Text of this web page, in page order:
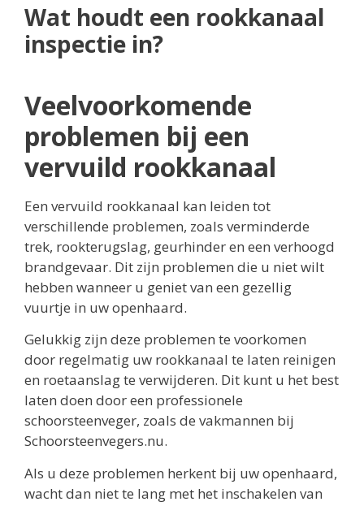
Wat houdt een rookkanaal
inspectie in?
Veelvoorkomende
problemen bij een
vervuild rookkanaal
Een vervuild rookkanaal kan leiden tot
verschillende problemen, zoals verminderde
trek, rookterugslag, geurhinder en een verhoogd
brandgevaar. Dit zijn problemen die u niet wilt
hebben wanneer u geniet van een gezellig
vuurtje in uw openhaard.
Gelukkig zijn deze problemen te voorkomen
door regelmatig uw rookkanaal te laten reinigen
en roetaanslag te verwijderen. Dit kunt u het best
laten doen door een professionele
schoorsteenveger, zoals de vakmannen bij
Schoorsteenvegers.nu.
Als u deze problemen herkent bij uw openhaard,
wacht dan niet te lang met het inschakelen van